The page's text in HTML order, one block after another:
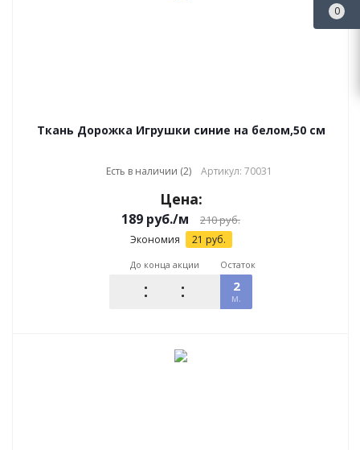
Ткань Дорожка Игрушки синие на белом,50 см
Есть в наличии (2) Артикул: 70031
Цена:
189 руб./м 210руб.
Экономия 21 руб.
До конца акции Остаток
2
м.
0